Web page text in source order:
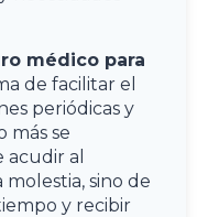
médico para
de facilitar el
periódicas y
más se
acudir al
sino de
y recibir